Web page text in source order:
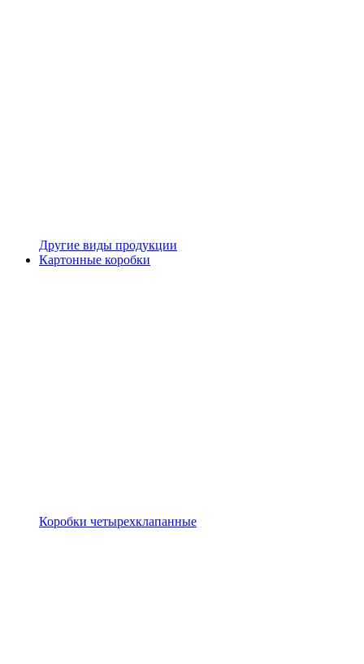
Другие виды продукции
Картонные коробки
Коробки четырехклапанные